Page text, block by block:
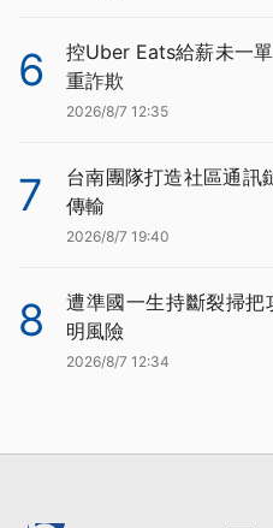
6
控Uber Eats給薪未一
重詐欺
2026/8/7 12:35
7
台南團隊打造社區通訊
傳輸
2026/8/7 19:40
8
遭準國一生持斷裂掃
明風險
2026/8/7 12:34